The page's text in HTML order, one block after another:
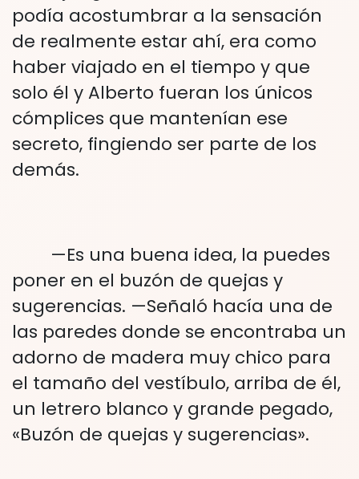
podía acostumbrar a la sensación
de realmente estar ahí, era como
haber viajado en el tiempo y que
solo él y Alberto fueran los únicos
cómplices que mantenían ese
secreto, fingiendo ser parte de los
demás.
—Es una buena idea, la puedes
poner en el buzón de quejas y
sugerencias. —Señaló hacía una de
las paredes donde se encontraba un
adorno de madera muy chico para
el tamaño del vestíbulo, arriba de él,
un letrero blanco y grande pegado,
«Buzón de quejas y sugerencias».